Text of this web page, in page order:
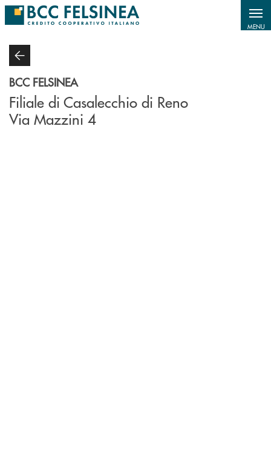
Salta al contenuto principale
MENU
BCC FELSINEA
Filiale di Casalecchio di Reno
Via Mazzini 4